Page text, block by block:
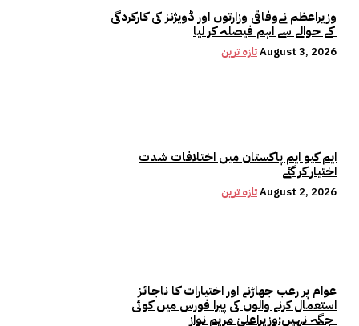
وزیراعظم نےوفاقی وزارتوں اور ڈویژنز کی کارکردگی
کے حوالے سے اہم فیصلہ کر لیا
تازہ ترینAugust 3, 2026
ایم کیو ایم پاکستان میں اختلافات شدت
اختیار کر گئے
تازہ ترینAugust 2, 2026
عوام پر رعب جھاڑنے اور اختیارات کا ناجائز
استعمال کرنے والوں کی پیرا فورس میں کوئی